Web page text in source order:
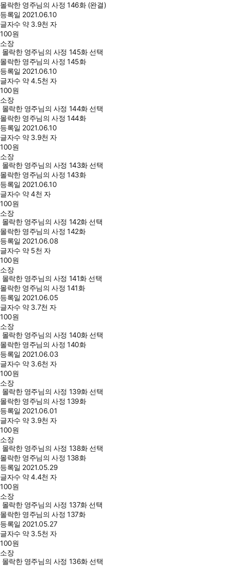
몰락한 영주님의 사정 146화 (완결)
등록일 2021.06.10
글자수 약 3.9천 자
100원
소장
몰락한 영주님의 사정 145화 선택
몰락한 영주님의 사정 145화
등록일 2021.06.10
글자수 약 4.5천 자
100원
소장
몰락한 영주님의 사정 144화 선택
몰락한 영주님의 사정 144화
등록일 2021.06.10
글자수 약 3.9천 자
100원
소장
몰락한 영주님의 사정 143화 선택
몰락한 영주님의 사정 143화
등록일 2021.06.10
글자수 약 4천 자
100원
소장
몰락한 영주님의 사정 142화 선택
몰락한 영주님의 사정 142화
등록일 2021.06.08
글자수 약 5천 자
100원
소장
몰락한 영주님의 사정 141화 선택
몰락한 영주님의 사정 141화
등록일 2021.06.05
글자수 약 3.7천 자
100원
소장
몰락한 영주님의 사정 140화 선택
몰락한 영주님의 사정 140화
등록일 2021.06.03
글자수 약 3.6천 자
100원
소장
몰락한 영주님의 사정 139화 선택
몰락한 영주님의 사정 139화
등록일 2021.06.01
글자수 약 3.9천 자
100원
소장
몰락한 영주님의 사정 138화 선택
몰락한 영주님의 사정 138화
등록일 2021.05.29
글자수 약 4.4천 자
100원
소장
몰락한 영주님의 사정 137화 선택
몰락한 영주님의 사정 137화
등록일 2021.05.27
글자수 약 3.5천 자
100원
소장
몰락한 영주님의 사정 136화 선택